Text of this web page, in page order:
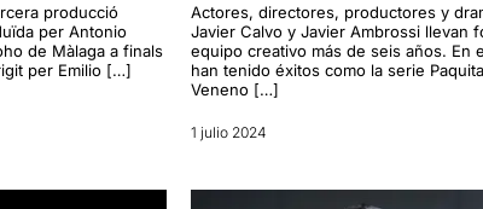
producció
per Antonio
de Màlaga a finals
per Emilio […]
Actores, directores, productores y
Javier Calvo y Javier Ambrossi llevan
equipo creativo más de seis años. En
han tenido éxitos como la serie
Veneno […]
1 julio 2024